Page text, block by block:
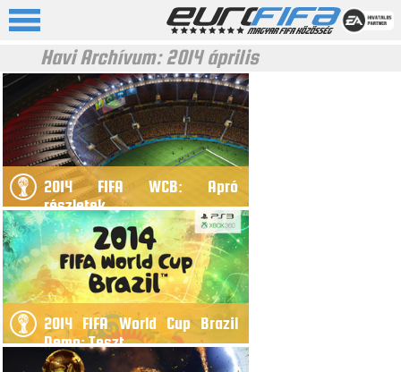
Havi Archívum:2014 április
2014 FIFA WCB: Apró
részletek
2014 FIFA World Cup Brazil
Demo: Teszt